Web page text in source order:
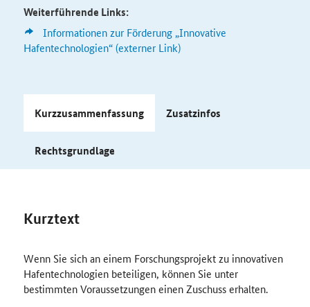
Weiterführende Links:
Informationen zur Förderung „Innovative
Hafentechnologien“ (externer Link)
Kurzzusammenfassung Zusatzinfos
Rechtsgrundlage
Kurztext
Wenn Sie sich an einem Forschungsprojekt zu innovativen
Hafentechnologien beteiligen, können Sie unter
bestimmten Voraussetzungen einen Zuschuss erhalten.